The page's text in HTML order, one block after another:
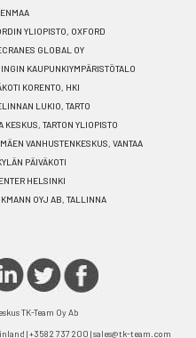
YLIOPISTO, OXFORD
GLOBAL OY
KAUPUNKIYMPÄRISTÖTALO
KORENTO, HKI
LUKIO, TARTO
KESKUS, TARTON YLIOPISTO
VANHUSTENKESKUS, VANTAA
PÄIVÄKOTI
HELSINKI
OYJ AB, TALLINNA
TK-Team Oy Ab
| +358 2 737 200 | sales@tk-team.com